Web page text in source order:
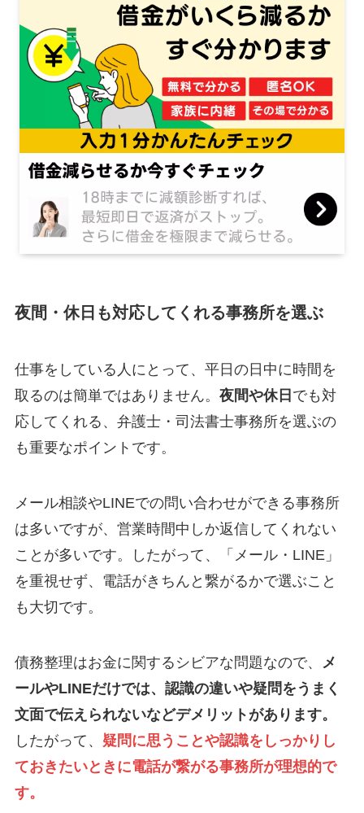
夜間・休日も対応してくれる事務所を選ぶ
仕事をしている人にとって、平日の日中に時間を
取るのは簡単ではありません。 夜間や休日 でも対
応してくれる、弁護士・司法書士事務所を選ぶの
も重要なポイントです。
メール相談やLINEでの問い合わせができる事務所
は多いですが、営業時間中しか返信してくれない
ことが多いです。したがって、「メール・LINE」
を重視せず、電話がきちんと繋がるかで選ぶこと
も大切です。
債務整理はお金に関するシビアな問題なので、
メ
ールやLINEだけでは、認識の違いや疑問をうまく
文面で伝えられないなどデメリットがあります。
したがって、 疑問に思うことや認識をしっかりし
ておきたいときに電話が繋がる事務所が理想的で
す。